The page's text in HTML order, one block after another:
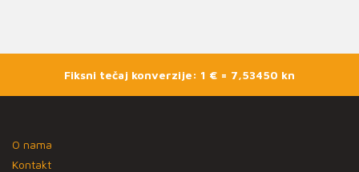
Fiksni tečaj konverzije: 1 € = 7,53450 kn
O nama
Kontakt